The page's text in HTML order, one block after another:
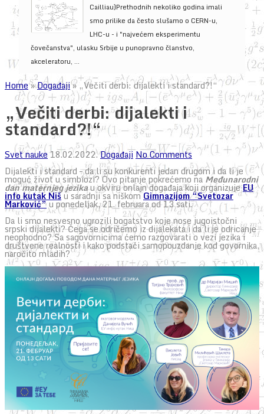
Cailliau)Prethodnih nekoliko godina imali
smo prilike da često slušamo o CERN-u,
LHC-u - i "najvećem eksperimentu
čovečanstva", ulasku Srbije u punopravno članstvo,
akceleratoru, ...
Home»Događaji»„Večiti derbi: dijalekti i standard?!“
„Večiti derbi: dijalekti i
standard?!“
Svet nauke 18.02.2022.Događaji No Comments
Dijalekti i standard – da li su konkurenti jedan drugom i da li je
moguć život u simbiozi? Ovo pitanje pokrećemo na Međunarodni
dan maternjeg jezikau okviru onlajn događaja koji organizujeEU
info kutak Nišu saradnji sa niškomGimnazijom “Svetozar
Marković”u ponedeljak, 21. februara od 13 sati.
Da li smo nesvesno ugrozili bogatstvo koje nose jugoistočni
srpski dijalekti? Čega se odričemo iz dijalekata i da li je odricanje
neophodno? Sa sagovornicima ćemo razgovarati o vezi jezika i
društvene realnosti i kako podstaći samopouzdanje kod govornika,
naročito mladih?